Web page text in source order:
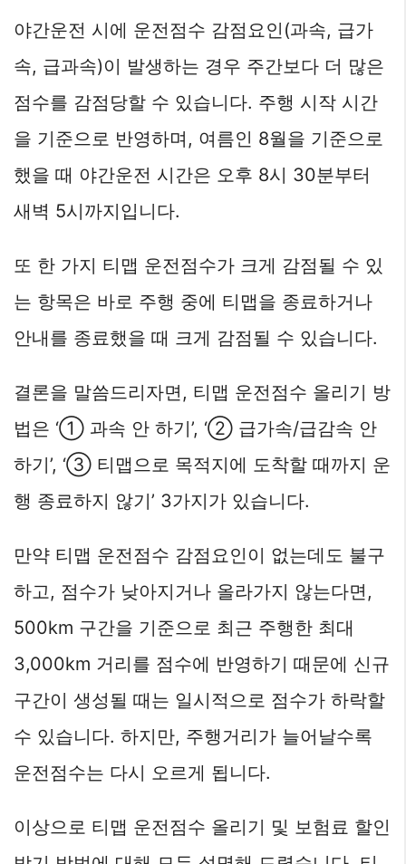
야간운전 시에 운전점수 감점요인(과속, 급가
속, 급과속)이 발생하는 경우 주간보다 더 많은
점수를 감점당할 수 있습니다. 주행 시작 시간
을 기준으로 반영하며, 여름인 8월을 기준으로
했을 때 야간운전 시간은 오후 8시 30분부터
새벽 5시까지입니다.
또 한 가지 티맵 운전점수가 크게 감점될 수 있
는 항목은 바로 주행 중에 티맵을 종료하거나
안내를 종료했을 때 크게 감점될 수 있습니다.
결론을 말씀드리자면, 티맵 운전점수 올리기 방
법은 ‘① 과속 안 하기’, ‘② 급가속/급감속 안
하기’, ‘③ 티맵으로 목적지에 도착할 때까지 운
행 종료하지 않기’ 3가지가 있습니다.
만약 티맵 운전점수 감점요인이 없는데도 불구
하고, 점수가 낮아지거나 올라가지 않는다면,
500km 구간을 기준으로 최근 주행한 최대
3,000km 거리를 점수에 반영하기 때문에 신규
구간이 생성될 때는 일시적으로 점수가 하락할
수 있습니다. 하지만, 주행거리가 늘어날수록
운전점수는 다시 오르게 됩니다.
이상으로 티맵 운전점수 올리기 및 보험료 할인